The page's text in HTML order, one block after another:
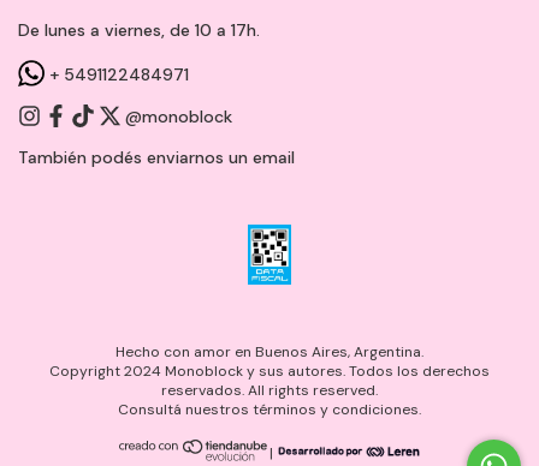
De lunes a viernes, de 10 a 17h.
+ 5491122484971
@monoblock
También podés enviarnos un email
Hecho con amor en Buenos Aires, Argentina.
Copyright 2024 Monoblock y sus autores. Todos los derechos
reservados. All rights reserved.
Consultá nuestros términos y condiciones.
|